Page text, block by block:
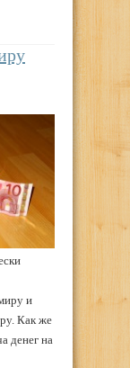
и
Как же
денег на